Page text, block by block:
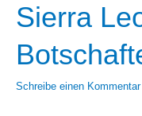
Sierra
Schreibe einen Kommentar
Sierra
Leonischen
Botschafter